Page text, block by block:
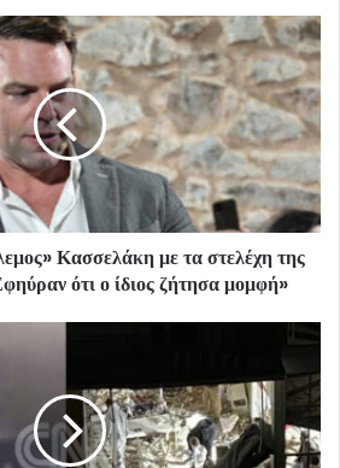
Κασσελάκη με τα στελέχη της
ότι ο ίδιος ζήτησα μομφή»